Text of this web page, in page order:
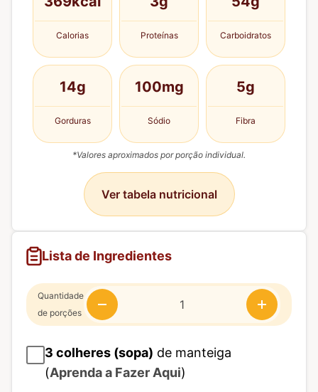
Calorias Proteínas Carboidratos
14g
Gorduras
100mg
Sódio
5g
Fibra
*Valores aproximados por porção individual.
Ver tabela nutricional
Lista de Ingredientes
Quantidade
de porções
3 colheres (sopa) de manteiga
(Aprenda a Fazer Aqui)